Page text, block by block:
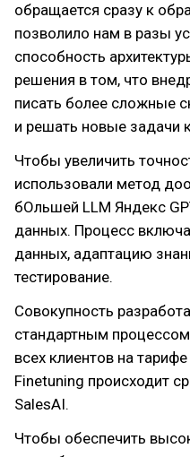
обращается сразу к
позволило нам в разы
способность
решения в том, что
писать более сложные
и решать новые задачи
Чтобы увеличить
использовали метод
бОльшей LLM Яндекс
данных. Процесс
данных, адаптацию
тестирование.
Совокупность
стандартным
всех клиентов на тарифе
Finetuning происходит
SalesAI.
Чтобы обеспечить